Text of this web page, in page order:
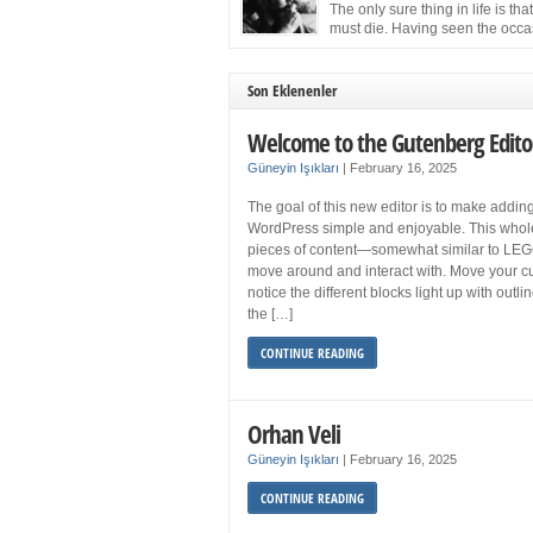
and still feel fatigued when your […]
The only sure thing in life is that
must die. Having seen the
the Cuban Revolution would succumb to that
Son Eklenenler
Welcome to the Gutenberg
Güneyin Işıkları February 16, 2025
The goal of this new editor is to make
WordPress simple and enjoyable. This
pieces of content—somewhat similar to
move around and interact with. Move your
notice the different blocks light up with
the […]
CONTINUE READING
Orhan Veli
Güneyin Işıkları February 16, 2025
CONTINUE READING